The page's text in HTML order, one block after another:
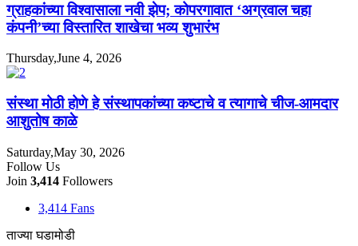
ग्राहकांच्या विश्वासाला नवी झेप; कोपरगावात ‘अग्रवाल चहा
कंपनी’च्या विस्तारित शाखेचा भव्य शुभारंभ
Thursday,June 4, 2026
संस्था मोठी होणे हे संस्थापकांच्या कष्टाचे व त्यागाचे चीज-आमदार
आशुतोष काळे
Saturday,May 30, 2026
Follow Us
Join 3,414 Followers
3,414 Fans
ताज्या घडामोडी